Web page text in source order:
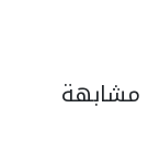
مشابهة